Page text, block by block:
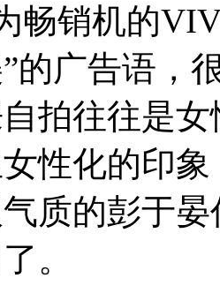
畅销机的
的广告语，
拍往往是
性化的印
质的彭于
。